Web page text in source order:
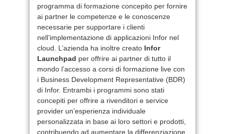
programma di formazione concepito per fornire
ai partner le competenze e le conoscenze
necessarie per supportare i clienti
nell’implementazione di applicazioni Infor nel
cloud. L’azienda ha inoltre creato Infor
Launchpad per offrire ai partner di tutto il
mondo l’accesso a corsi di formazione live con
i Business Development Representative (BDR)
di Infor. Entrambi i programmi sono stati
concepiti per offrire a rivenditori e service
provider un’esperienza individuale
personalizzata in base ai loro settori e prodotti,
contribuendo ad aumentare la differenziazione